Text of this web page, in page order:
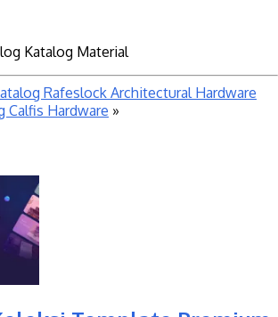
Katalog Material
Rafeslock Architectural Hardware
Calfis Hardware »